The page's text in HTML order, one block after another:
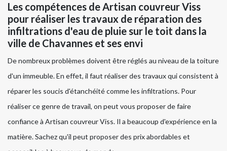
Les compétences de Artisan couvreur Viss
pour réaliser les travaux de réparation des
infiltrations d'eau de pluie sur le toit dans la
ville de Chavannes et ses envi
De nombreux problèmes doivent être réglés au niveau de la toiture
d'un immeuble. En effet, il faut réaliser des travaux qui consistent à
réparer les soucis d'étanchéité comme les infiltrations. Pour
réaliser ce genre de travail, on peut vous proposer de faire
confiance à Artisan couvreur Viss. Il a beaucoup d'expérience en la
matière. Sachez qu'il peut proposer des prix abordables et